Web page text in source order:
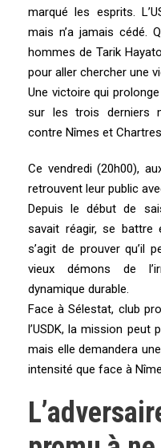
marqué les esprits.
mais n’a jamais cédé.
hommes de Tarik
pour aller chercher une
Une victoire qui
sur les trois derniers
contre Nîmes et
Ce vendredi (20h00),
retrouvent leur public
Depuis le début de
savait réagir, se battre
s’agit de prouver qu’il
vieux démons de
dynamique durable.
Face à Sélestat, club
l’USDK, la mission peut
mais elle demandera
intensité que face à